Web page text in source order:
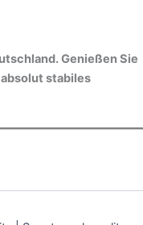
Genießen Sie
stabiles